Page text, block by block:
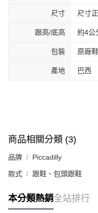
尺寸 尺寸
跟高/底高 約4公
包裝 原廠
產地 巴西
商品相關分類 (3)
品牌 Piccadilly
款式 跟鞋、包頭跟鞋
本分類熱銷全站排行